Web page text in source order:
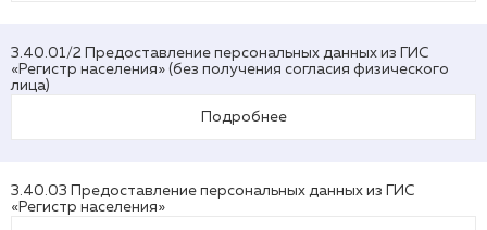
3.40.01/2 Предоставление персональных данных из ГИС
«Регистр населения» (без получения согласия физического
лица)
Подробнее
3.40.03 Предоставление персональных данных из ГИС
«Регистр населения»